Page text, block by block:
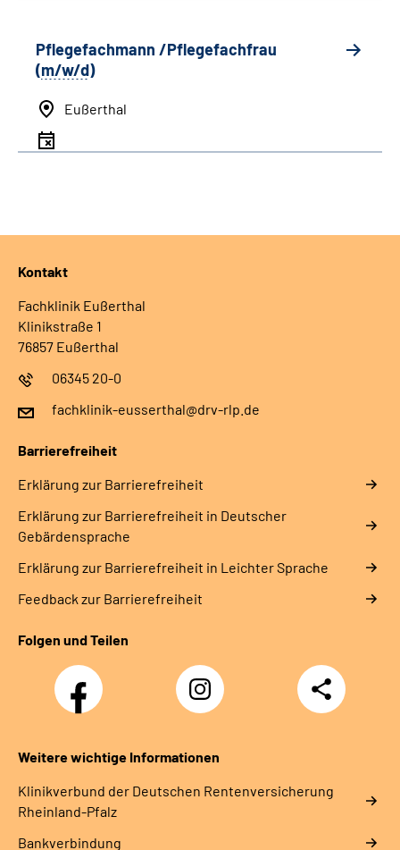
Pflegefachmann /Pflegefachfrau
(m/w/d)
Eußerthal
Kontakt
Fachklinik Eußerthal
Klinikstraße 1
76857 Eußerthal
06345 20-0
fachklinik-eusserthal@drv-rlp.de
Barrierefreiheit
Erklärung zur Barrierefreiheit
Erklärung zur Barrierefreiheit in Deutscher
Gebärdensprache
Erklärung zur Barrierefreiheit in Leichter Sprache
Feedback zur Barrierefreiheit
Folgen und Teilen
Facebook
Instagram
DRV
Nachwuchskräfte
Teilen
Weitere wichtige Informationen
Klinikverbund der Deutschen Rentenversicherung
Rheinland-Pfalz
Bankverbindung